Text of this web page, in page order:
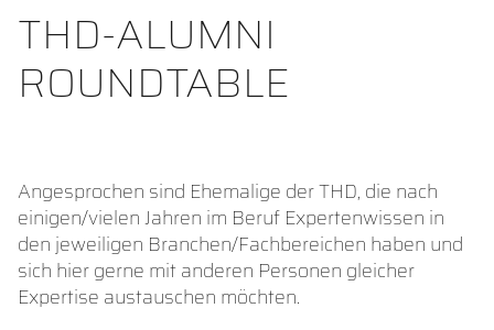
THD-ALUMNI
ROUNDTABLE
Angesprochen sind Ehemalige der THD, die nach
einigen/vielen Jahren im Beruf Expertenwissen in
den jeweiligen Branchen/Fachbereichen haben und
sich hier gerne mit anderen Personen gleicher
Expertise austauschen möchten.